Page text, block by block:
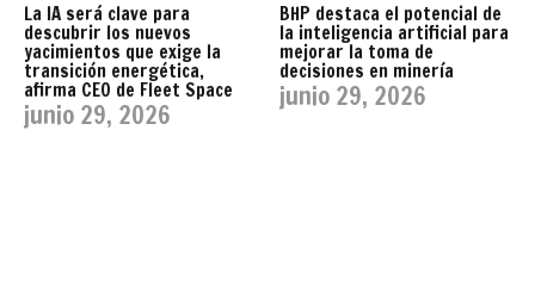
La IA será clave para
descubrir los nuevos
yacimientos que exige la
transición energética,
afirma CEO de Fleet Space
junio 29, 2026
BHP destaca el potencial de
la inteligencia artificial para
mejorar la toma de
decisiones en minería
junio 29, 2026